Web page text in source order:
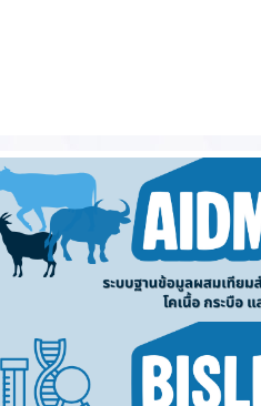
ดำเนินงานตามนโยบาย แผนงาน ฯลฯ